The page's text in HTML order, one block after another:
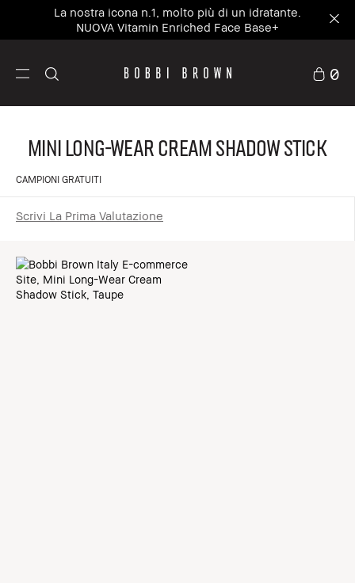
La nostra icona n.1, molto più di un idratante.
NUOVA Vitamin Enriched Face Base+
0
Mini Long-Wear Cream Shadow Stick
CAMPIONI GRATUITI
Scrivi La Prima Valutazione